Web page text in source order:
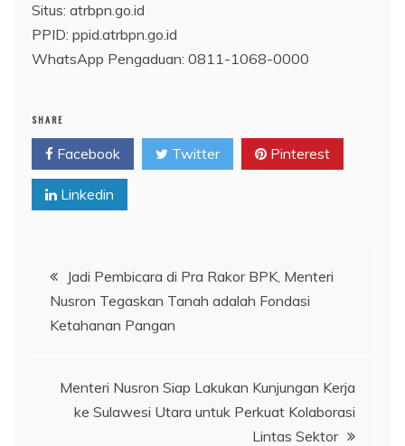
Situs: atrbpn.go.id
PPID: ppid.atrbpn.go.id
WhatsApp Pengaduan: 0811-1068-0000
SHARE
Facebook Twitter Pinterest
Linkedin
Navigasi
pos
Jadi Pembicara di Pra Rakor BPK, Menteri
Nusron Tegaskan Tanah adalah Fondasi
Ketahanan Pangan
Menteri Nusron Siap Lakukan Kunjungan Kerja
ke Sulawesi Utara untuk Perkuat Kolaborasi
Lintas Sektor